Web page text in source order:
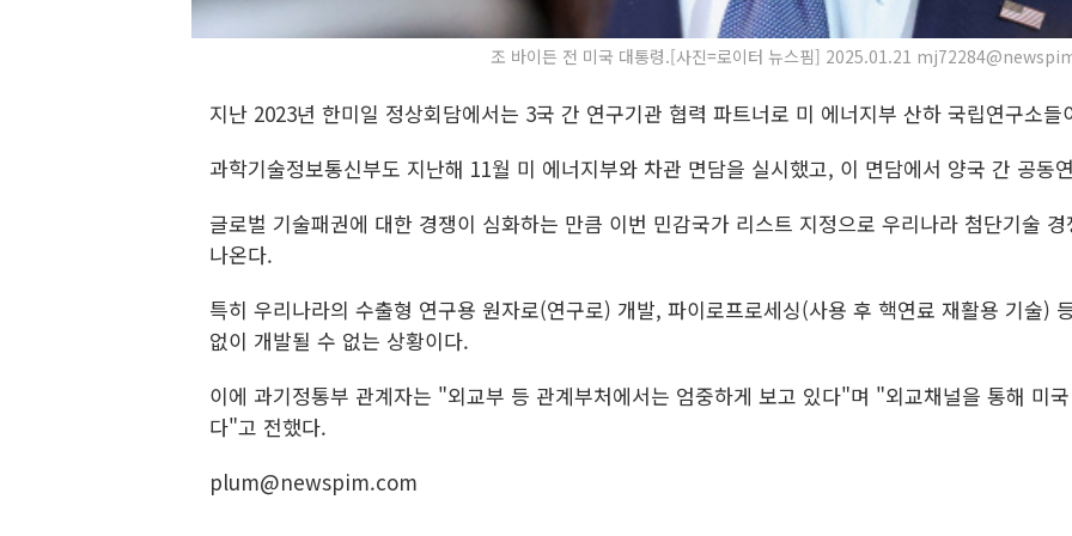
조 바이든 전 미국 대통령.[사진=로이터 뉴스핌] 2025.01.21
지난 2023년 한미일 정상회담에서는 3국 간 연구기관 협력 파트너로 미 에너지부 산하 국립연구소들
과학기술정보통신부도 지난해 11월 미 에너지부와 차관 면담을 실시했고, 이 면담에서 양국 간 공동
글로벌 기술패권에 대한 경쟁이 심화하는 만큼 이번 민감국가 리스트 지정으로 우리나라 첨단기술
나온다.
특히 우리나라의 수출형 연구용 원자로(연구로) 개발, 파이로프로세싱(사용 후 핵연료 재활용 기술)
없이 개발될 수 없는 상황이다.
이에 과기정통부 관계자는 "외교부 등 관계부처에서는 엄중하게 보고 있다"며 "외교채널을 통해 미
다"고 전했다.
plum@newspim.com